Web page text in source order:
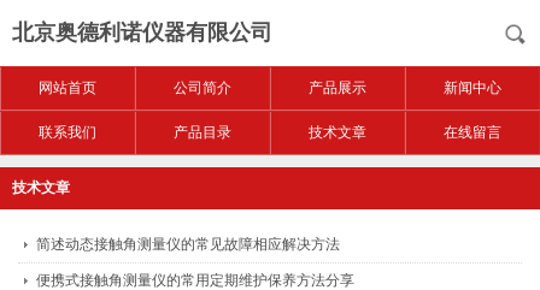
北京奥德利诺仪器有限公司
网站首页 公司简介 产品展示 新闻中心
联系我们 产品目录 技术文章 在线留言
技术文章
简述动态接触角测量仪的常见故障相应解决方法
便携式接触角测量仪的常用定期维护保养方法分享